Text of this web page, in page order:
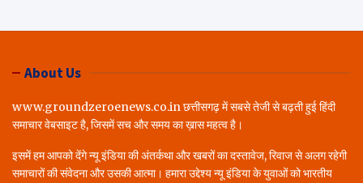
About Us
www.groundzeroenews.co.in छत्तीसगढ़ में सबसे तेजी से बढ़ती हुई हिंदी
समाचार वेबसाइट है, जिसमें सच और समय का ख़ास महत्व है।
इसमें हम आपको देंगे न्यू इंडिया की अंतर्कथा और खबरों का दस्तावेज, रिवाज से अलग रहेगी
समाचारों की संवेदना और उसकी आत्मा। हमारा उद्देश्य न्यू इंडिया के युवाओं को भारतीय